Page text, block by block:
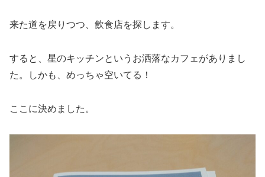
来た道を戻りつつ、飲食店を探します。
すると、星のキッチンというお洒落なカフェがありまし
た。しかも、めっちゃ空いてる！
ここに決めました。